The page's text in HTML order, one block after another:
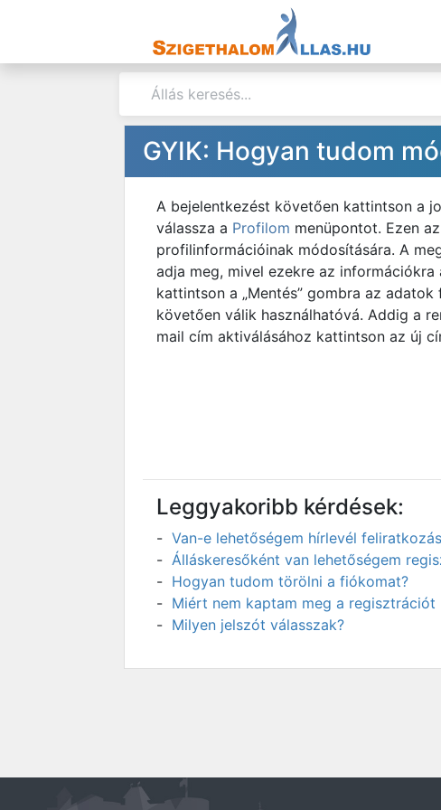
GYIK: Hogyan tudom
A bejelentkezést követően kattintson a
válassza a Profilom menüpontot. Ezen
profilinformációinak módosítására. A
adja meg, mivel ezekre az
kattintson a „Mentés” gombra az
követően válik használhatóvá. Addig a
mail cím aktiválásához kattintson az új
Leggyakoribb kérdések:
Van-e lehetőségem hírlevél
Álláskeresőként van lehetőségem
Hogyan tudom törölni a fiókomat?
Miért nem kaptam meg a
Milyen jelszót válasszak?